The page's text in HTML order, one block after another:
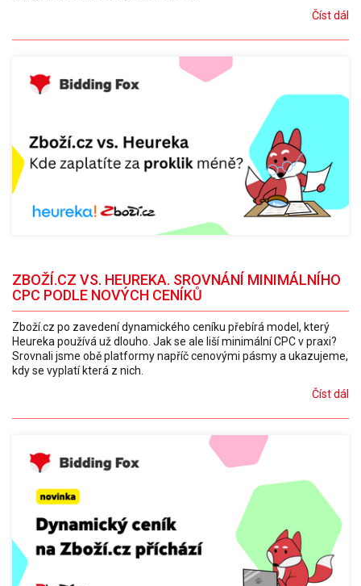
Číst dál
ZBOŽÍ.CZ VS. HEUREKA. SROVNÁNÍ MINIMÁLNÍHO
CPC PODLE NOVÝCH CENÍKŮ
Zboží.cz po zavedení dynamického ceníku přebírá model, který
Heureka používá už dlouho. Jak se ale liší minimální CPC v praxi?
Srovnali jsme obě platformy napříč cenovými pásmy a ukazujeme,
kdy se vyplatí která z nich.
Číst dál